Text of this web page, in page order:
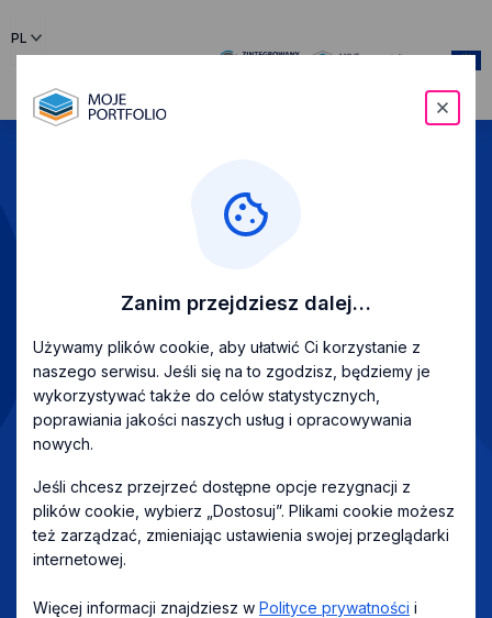
PL
menu
Udowodnij sobie
W jednym miejscu gromadź historię swoich życiowych
dokonańi umiejętności. Planuj rozwój osobisty
i zdobywaj wymarzoną pracę szybciej.Zacznij już
teraz, w bezpłatnej aplikacji Moje Portfolio!
Dowiedz się więcej
Zanim przejdziesz dalej…
Używamy plików cookie, aby ułatwić Ci korzystanie z
naszego serwisu. Jeśli się na to zgodzisz, będziemy je
wykorzystywać także do celów statystycznych,
poprawiania jakości naszych usług i opracowywania
nowych.
Jeśli chcesz przejrzeć dostępne opcje rezygnacji z
plików cookie, wybierz „Dostosuj”. Plikami cookie możesz
też zarządzać, zmieniając ustawienia swojej przeglądarki
internetowej.
Więcej informacji znajdziesz w Polityce prywatności i